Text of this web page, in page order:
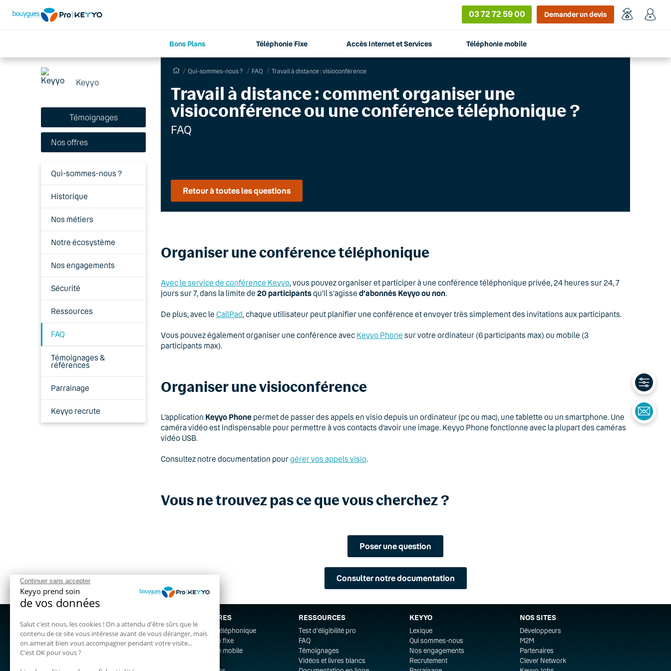
Continuer sans accepter
Keyyo prend soin
de vos données
Salut c'est nous, les cookies ! On a attendu d'être sûrs que le
contenu de ce site vous intéresse avant de vous déranger, mais
on aimerait bien vous accompagner pendant votre visite...
C'est OK pour vous ?
03 72 72 59 00 Demander un devis
Bons Plans Téléphonie Fixe Accès Internet et Services Téléphonie mobile
Keyyo
Témoignages
Nos offres
Qui-sommes-nous ?
Historique
Nos métiers
Notre écosystème
Nos engagements
Sécurité
Ressources
FAQ
Témoignages &
références
Parrainage
Keyyo recrute
Qui-sommes-nous ? FAQ Travail à distance : visioconférence
Travail à distance : comment organiser une
visioconférence ou une conférence téléphonique ?
FAQ
Retour à toutes les questions
Organiser une conférence téléphonique
Avec le service de conférence Keyyo, vous pouvez organiser et participer à une conférence téléphonique privée, 24 heures sur 24, 7
jours sur 7, dans la limite de 20 participantsqu'il s'agisse d'abonnés Keyyo ou non.
De plus, avec le CallPad, chaque utilisateur peut planifier une conférence et envoyer très simplement des invitations aux participants.
Vous pouvez également organiser une conférence avec Keyyo Phone sur votre ordinateur (6 participants max) ou mobile (3
participants max).
Organiser une visioconférence
L’application Keyyo Phone permet de passer des appels en visio depuis un ordinateur (pc ou mac), une tablette ou un smartphone. Une
caméra vidéo est indispensable pour permettre à vos contacts d’avoir une image. Keyyo Phone fonctionne avec la plupart des caméras
vidéo USB.
Consultez notre documentation pourgérer vos appels visio.
Vous ne trouvez pas ce que vous cherchez ?
Poser une question
Consulter notre documentation
03 72 72 59 00
Un projet ? Contactez-nous !
NOS OFFRES
Standard téléphonique
Téléphonie fixe
Téléphonie mobile
RESSOURCES
Test d'éligibilité pro
FAQ
Témoignages
Vidéos et livres blancs
KEYYO
Lexique
Qui sommes-nous
Nos engagements
Recrutement
NOS SITES
Développeurs
M2M
Partenaires
Clever Network